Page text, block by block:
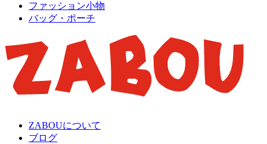
ファッション小物
バッグ・ポーチ
ZABOUについて
ブログ